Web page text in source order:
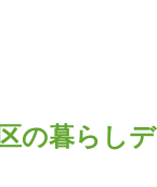
の暮らし